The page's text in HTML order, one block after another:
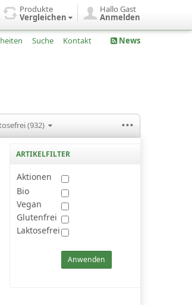
Hallo Gast
Anmelden
Produkte
Vergleichen
Suche Kontakt News
(932) ...
ARTIKELFILTER
Aktionen
Bio
Vegan
Glutenfrei
Laktosefrei